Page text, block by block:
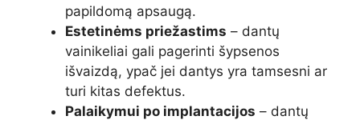
papildomą apsaugą.
Estetinėms priežastims – dantų
vainikeliai gali pagerinti šypsenos
išvaizdą, ypač jei dantys yra tamsesni ar
turi kitas defektus.
Palaikymui po implantacijos – dantų